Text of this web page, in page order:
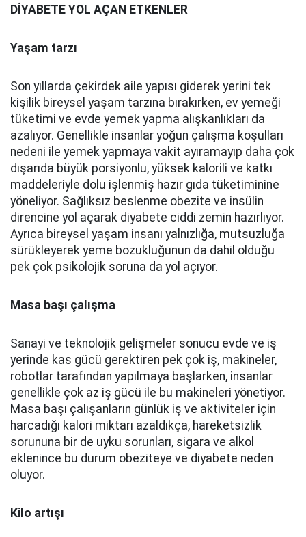
DİYABETE YOL AÇAN ETKENLER
Yaşam tarzı
Son yıllarda çekirdek aile yapısı giderek yerini tek
kişilik bireysel yaşam tarzına bırakırken, ev yemeği
tüketimi ve evde yemek yapma alışkanlıkları da
azalıyor. Genellikle insanlar yoğun çalışma koşulları
nedeni ile yemek yapmaya vakit ayıramayıp daha çok
dışarıda büyük porsiyonlu, yüksek kalorili ve katkı
maddeleriyle dolu işlenmiş hazır gıda tüketiminine
yöneliyor. Sağlıksız beslenme obezite ve insülin
direncine yol açarak diyabete ciddi zemin hazırlıyor.
Ayrıca bireysel yaşam insanı yalnızlığa, mutsuzluğa
sürükleyerek yeme bozukluğunun da dahil olduğu
pek çok psikolojik soruna da yol açıyor.
Masa başı çalışma
Sanayi ve teknolojik gelişmeler sonucu evde ve iş
yerinde kas gücü gerektiren pek çok iş, makineler,
robotlar tarafından yapılmaya başlarken, insanlar
genellikle çok az iş gücü ile bu makineleri yönetiyor.
Masa başı çalışanların günlük iş ve aktiviteler için
harcadığı kalori miktarı azaldıkça, hareketsizlik
sorununa bir de uyku sorunları, sigara ve alkol
eklenince bu durum obeziteye ve diyabete neden
oluyor.
Kilo artışı